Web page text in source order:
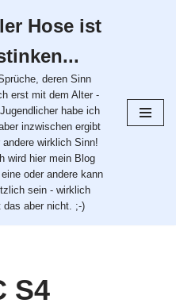
Hose ist
deren Sinn
erst mit dem Alter -
habe ich
inzwischen ergibt
andere wirklich Sinn!
wird hier mein Blog
oder andere kann
sein - wirklich
das aber nicht. ;-)
S4